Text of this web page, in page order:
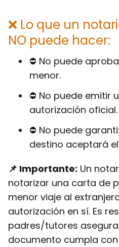
❌ Lo que un
NO puede hacer:
⛔ No puede
menor.
⛔ No puede emitir
autorización oficial.
⛔ No puede
destino aceptará
📌 Importante: Un
notarizar una carta de
menor viaje al
autorización en sí. Es
padres/tutores
documento cumpla